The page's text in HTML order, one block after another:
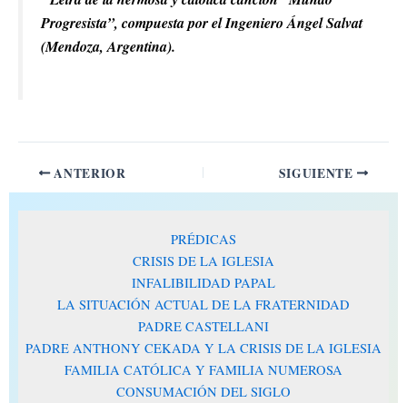
Progresista”, compuesta por el Ingeniero Ángel Salvat
(Mendoza, Argentina).
ANTERIOR SIGUIENTE
PRÉDICAS
CRISIS DE LA IGLESIA
INFALIBILIDAD PAPAL
LA SITUACIÓN ACTUAL DE LA FRATERNIDAD
PADRE CASTELLANI
PADRE ANTHONY CEKADA Y LA CRISIS DE LA IGLESIA
FAMILIA CATÓLICA Y FAMILIA NUMEROSA
CONSUMACIÓN DEL SIGLO